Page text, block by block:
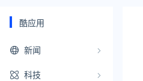
酷应用
新闻
科技